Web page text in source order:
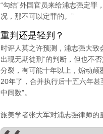
“勾结”外国官员来给浦志强定罪
况，那不可以定罪的。”
重判还是轻判？
时评人莫之许预测，浦志强大致
出现无期徒刑”的判断，但也不
分裂，有可能十年以上，煽动颠
20年了，合并执行后十五六年
中间数”。
旅美学者张大军对浦志强律师的